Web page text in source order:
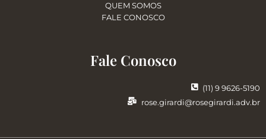
QUEM SOMOS
FALE CONOSCO
Fale Conosco
(11) 9 9626-5190
rose.girardi@rosegirardi.adv.br